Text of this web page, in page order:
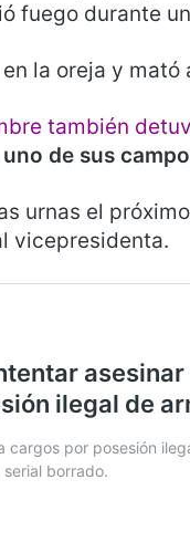
fuego durante
la oreja y
también
de sus
urnas el
vicepresidenta.